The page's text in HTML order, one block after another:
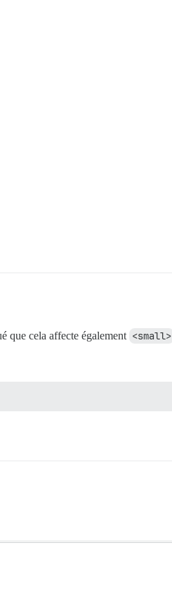
que cela affecte également <small>